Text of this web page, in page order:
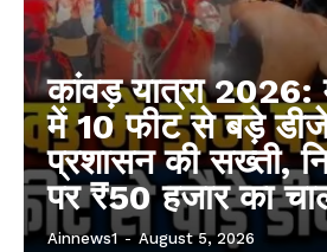
कांवड़ यात्रा
में 10 फीट से बड़े
प्रशासन की सख्ती,
पर ₹50 हजार का
Ainnews1 - August 5, 2026